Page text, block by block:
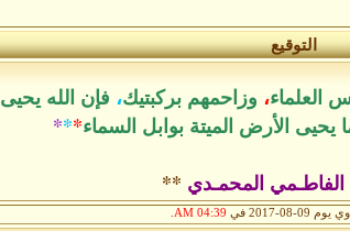
التوقيع
العلماء، وزاحمهم بركبتيك، فإن الله يحيى
يحيى الأرض الميتة بوابل السماء*
*
*
الفاطـمي المحمـدي **
08-2017 في 04:39 AM